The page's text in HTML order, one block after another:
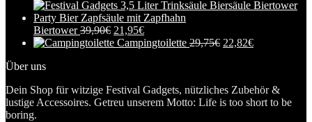
Biertower 39,90€ 21,95€
Campingtoilette 29,75€ 22,82€
Über uns
Dein Shop für witzige Festival Gadgets, nützliches Zubehör &
lustige Accessoires. Getreu unserem Motto: Life is too short to be
boring.